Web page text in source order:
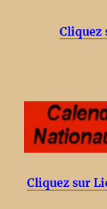
Cliquez
Cliquez sur